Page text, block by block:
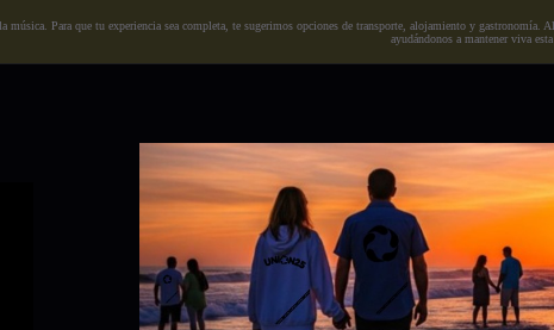
música. Para que tu experiencia sea completa, te sugerimos opciones de transporte, alojamiento y
ayudándonos a mantener viva